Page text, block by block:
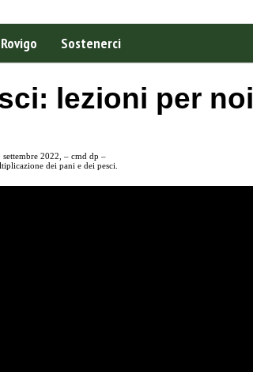
Sostenerci
lezioni per noi
settembre 2022, – cmd dp –
dei pani e dei pesci.